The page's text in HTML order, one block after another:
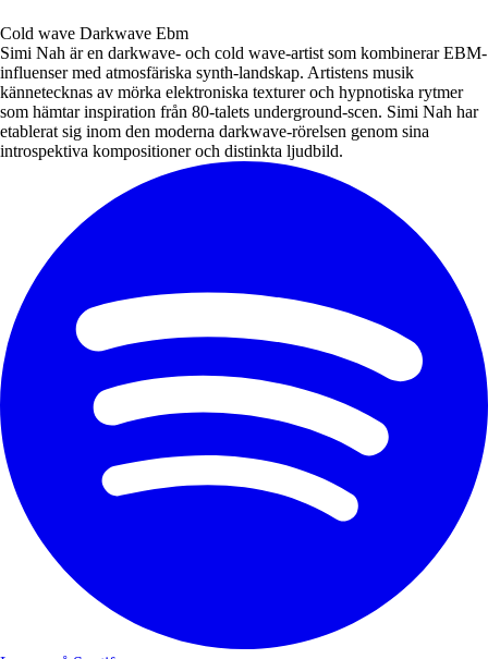
Cold wave Darkwave Ebm
Simi Nah är en darkwave- och cold wave-artist som kombinerar EBM-
influenser med atmosfäriska synth-landskap. Artistens musik
kännetecknas av mörka elektroniska texturer och hypnotiska rytmer
som hämtar inspiration från 80-talets underground-scen. Simi Nah har
etablerat sig inom den moderna darkwave-rörelsen genom sina
introspektiva kompositioner och distinkta ljudbild.